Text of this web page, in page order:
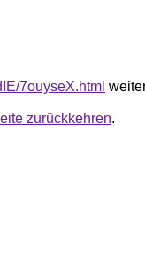
7ouyseX.html
zurückkehren.